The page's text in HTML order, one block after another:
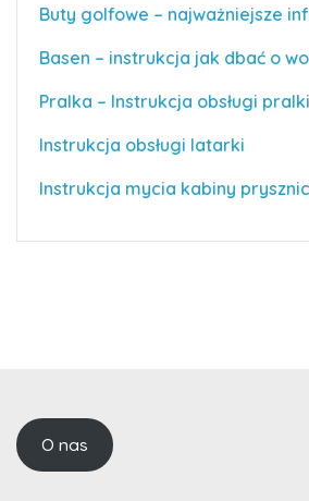
Buty golfowe – najważniejsze
Basen – instrukcja jak dbać o
Pralka – Instrukcja obsługi pralki
Instrukcja obsługi latarki
Instrukcja mycia kabiny
O nas